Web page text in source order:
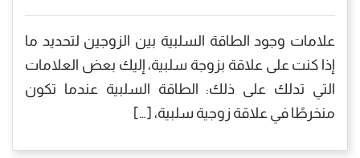
علامات وجود الطاقة السلبية بين الزوجين لتحديد ما
إذا كنت على علاقة بزوجة سلبية، إليك بعض العلامات
التي تدلك على ذلك: الطاقة السلبية عندما تكون
منخرطًا في علاقة زوجية سلبية، […]